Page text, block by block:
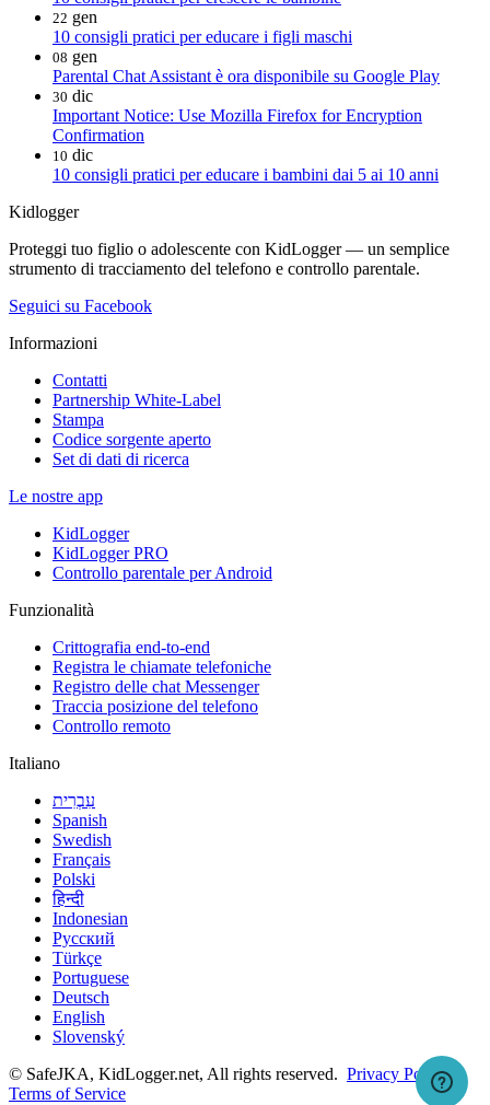
22 gen
10 consigli pratici per educare i figli maschi
08 gen
Parental Chat Assistant è ora disponibile su Google Play
30 dic
Important Notice: Use Mozilla Firefox for Encryption
Confirmation
10 dic
10 consigli pratici per educare i bambini dai 5 ai 10 anni
Kidlogger
Proteggi tuo figlio o adolescente con KidLogger — un semplice
strumento di tracciamento del telefono e controllo parentale.
Seguici su Facebook
Informazioni
Contatti
Partnership White-Label
Stampa
Codice sorgente aperto
Set di dati di ricerca
Le nostre app
KidLogger
KidLogger PRO
Controllo parentale per Android
Funzionalità
Crittografia end-to-end
Registra le chiamate telefoniche
Registro delle chat Messenger
Traccia posizione del telefono
Controllo remoto
Italiano
עִבְרִית
Spanish
Swedish
Français
Polski
हिन्दी
Indonesian
Русский
Türkçe
Portuguese
Deutsch
English
Slovenský
© SafeJKA, KidLogger.net, All rights reserved. Privacy Policy
Terms of Service